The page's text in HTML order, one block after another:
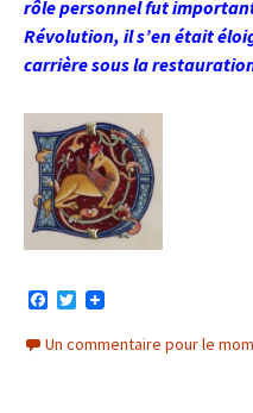
rôle personnel fut
Révolution, il s’en était
carrière sous la
c
e
T
i
t
Un commentaire pour le